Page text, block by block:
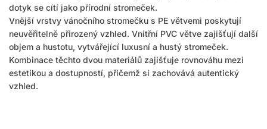
dotyk se cítí jako přírodní stromeček.
Vnější vrstvy vánočního stromečku s PE větvemi poskytují
neuvěřitelně přirozený vzhled. Vnitřní PVC větve zajišťují další
objem a hustotu, vytvářející luxusní a hustý stromeček.
Kombinace těchto dvou materiálů zajišťuje rovnováhu mezi
estetikou a dostupností, přičemž si zachovává autentický
vzhled.